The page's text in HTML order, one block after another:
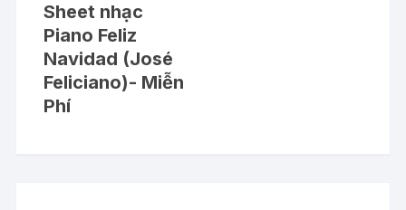
Sheet nhạc
Piano Feliz
Navidad (José
Feliciano)- Miễn
Phí